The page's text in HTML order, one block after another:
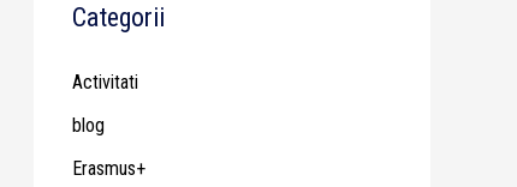
Categorii
Activitati
blog
Erasmus+